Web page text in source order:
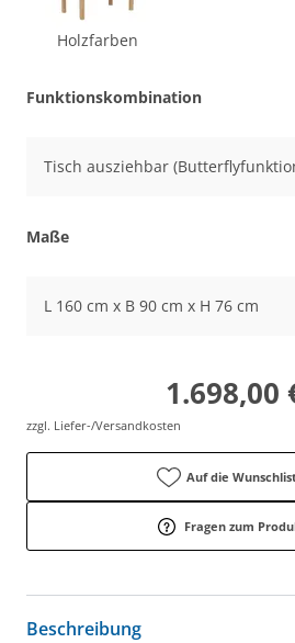
Holzfarben
Funktionskombination
Tisch ausziehbar
Maße
L 160 cm x B 90 cm x H 76 cm
1.698,00
zzgl. Liefer-/Versandkosten
Auf die
Fragen zum
Beschreibung